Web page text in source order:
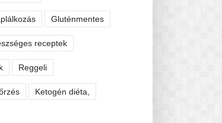
Gluténmentes
receptek
Reggeli
Ketogén diéta,